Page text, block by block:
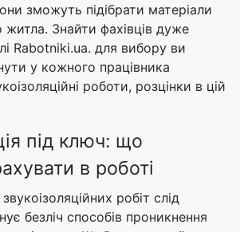
зможуть підібрати матеріали
Знайти фахівців дуже
Rabotniki.ua. для вибору ви
у кожного працівника
роботи, розцінки в цій
під ключ: що
в роботі
робіт слід
безліч способів проникнення